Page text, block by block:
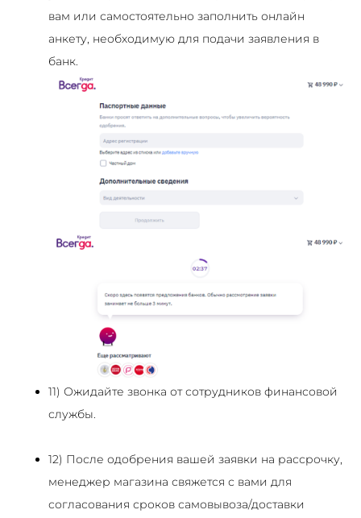
вам или самостоятельно заполнить онлайн
анкету, необходимую для подачи заявления в
банк.
11) Ожидайте звонка от сотрудников финансовой
службы.
12) После одобрения вашей заявки на рассрочку,
менеджер магазина свяжется с вами для
согласования сроков самовывоза/доставки